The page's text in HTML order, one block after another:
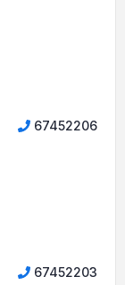
67452206
67452203